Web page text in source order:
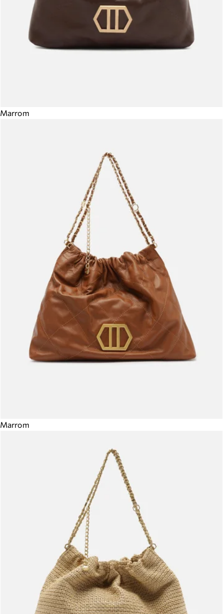
Marrom
Marrom